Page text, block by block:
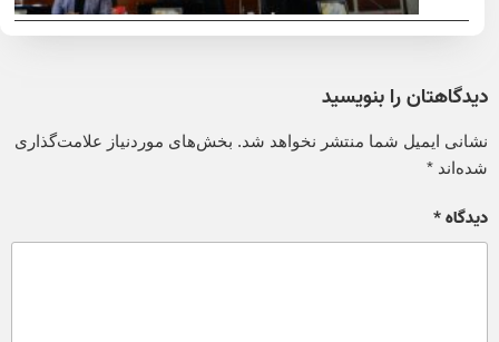
دیدگاهتان را بنویسید
نشانی ایمیل شما منتشر نخواهد شد. بخش‌های موردنیاز علامت‌گذاری
شده‌اند*
دیدگاه*